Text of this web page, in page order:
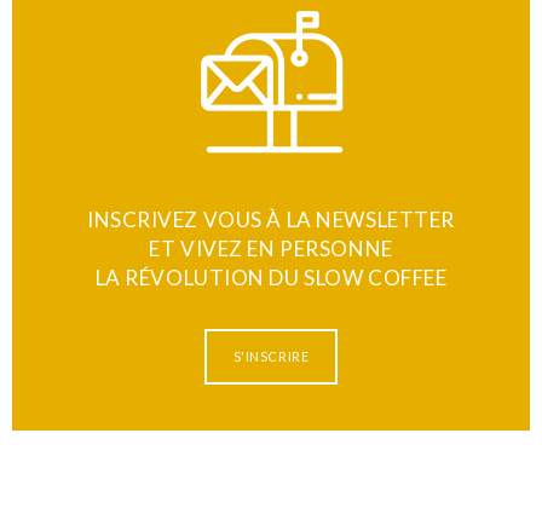
INSCRIVEZ VOUS À LA NEWSLETTER
ET VIVEZ EN PERSONNE
LA RÉVOLUTION DU SLOW COFFEE
S'INSCRIRE